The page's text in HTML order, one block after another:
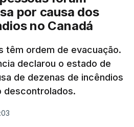
por causa dos
no Canadá
têm ordem de evacuação.
declarou o estado de
de dezenas de incêndios
descontrolados.